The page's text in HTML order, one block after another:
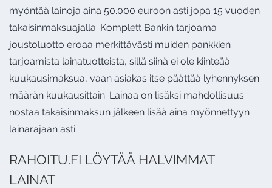
myöntää lainoja aina 50.000 euroon asti jopa 15 vuoden
takaisinmaksuajalla. Komplett Bankin tarjoama
joustoluotto eroaa merkittävästi muiden pankkien
tarjoamista lainatuotteista, sillä siinä ei ole kiinteää
kuukausimaksua, vaan asiakas itse päättää lyhennyksen
määrän kuukausittain. Lainaa on lisäksi mahdollisuus
nostaa takaisinmaksun jälkeen lisää aina myönnettyyn
lainarajaan asti.
RAHOITU.FI LÖYTÄÄ HALVIMMAT
LAINAT